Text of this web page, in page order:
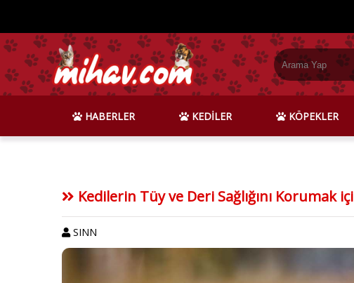
HABERLER KEDİLER KÖPEKLER
Kedilerin Tüy ve Deri Sağlığını Korumak
SINN